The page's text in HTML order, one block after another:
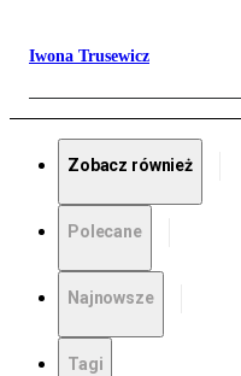
Iwona Trusewicz
Zobacz również
Polecane
Najnowsze
Tagi